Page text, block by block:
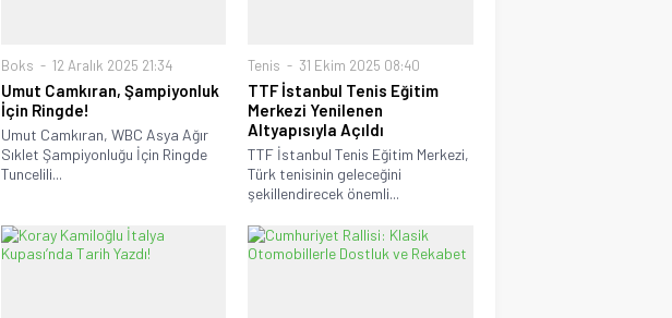
Boks 12 Aralık 2025 21:34
Umut Camkıran, Şampiyonluk
İçin Ringde!
Umut Camkıran, WBC Asya Ağır
Sıklet Şampiyonluğu İçin Ringde
Tuncelili...
Tenis 31 Ekim 2025 08:40
TTF İstanbul Tenis Eğitim
Merkezi Yenilenen
Altyapısıyla Açıldı
TTF İstanbul Tenis Eğitim Merkezi,
Türk tenisinin geleceğini
şekillendirecek önemli...